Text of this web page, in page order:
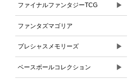
ファイナルファンタジーTCG ▶
ファンタズマゴリア
プレシャスメモリーズ ▶
ベースボールコレクション ▶